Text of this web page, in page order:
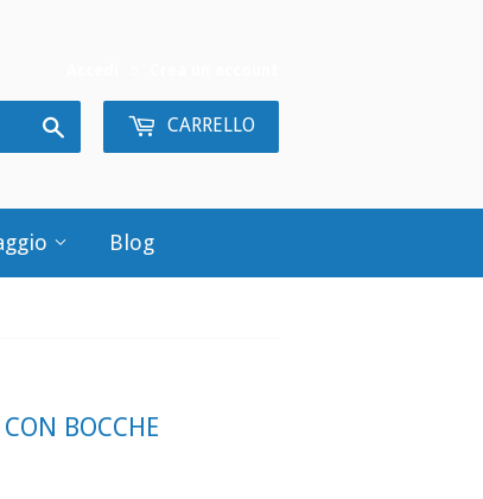
CARRELLO
Blog
BOCCHE